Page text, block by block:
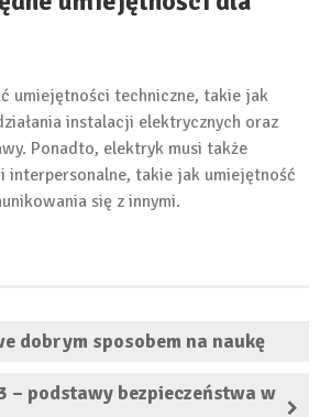
umiejętności techniczne, takie jak
instalacji elektrycznych oraz
Ponadto, elektryk musi także
interpersonalne, takie jak umiejętność
się z innymi.
dobrym sposobem na naukę
– podstawy bezpieczeństwa w